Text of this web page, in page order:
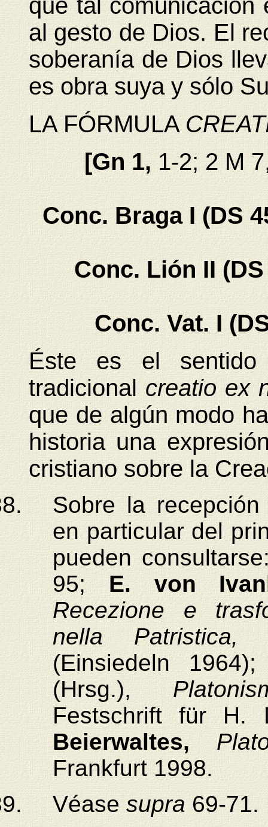
al gesto de Dios. El
soberanía de Dios
es obra suya y sólo
LA FÓRMULA
[Gn 1,1-2; 2 M
Conc. Braga I (DS
Conc. Lión II
Conc. Vat. I
Éste es el sentido
tradicional creatio ex
que de algún modo
historia una
cristiano sobre la
Sobre la
en particular del
pueden
95;E. von
Recezione e
nella
(Einsiedeln
(Hrsg.),
Festschrift für H.
Beierwaltes,
Frankfurt 1998.
Véase supra 69-71.